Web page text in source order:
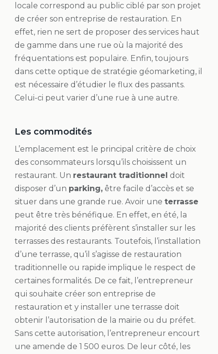
locale correspond au public ciblé par son projet
de créer son entreprise de restauration. En
effet, rien ne sert de proposer des services haut
de gamme dans une rue où la majorité des
fréquentations est populaire. Enfin, toujours
dans cette optique de stratégie géomarketing, il
est nécessaire d’étudier le flux des passants.
Celui-ci peut varier d’une rue à une autre.
Les commodités
L’emplacement est le principal critère de choix
des consommateurs lorsqu’ils choisissent un
restaurant. Un restaurant traditionnel doit
disposer d’un parking, être facile d’accès et se
situer dans une grande rue. Avoir une terrasse
peut être très bénéfique. En effet, en été, la
majorité des clients préfèrent s’installer sur les
terrasses des restaurants. Toutefois, l’installation
d’une terrasse, qu’il s’agisse de restauration
traditionnelle ou rapide implique le respect de
certaines formalités. De ce fait, l’entrepreneur
qui souhaite créer son entreprise de
restauration et y installer une terrasse doit
obtenir l’autorisation de la mairie ou du préfet.
Sans cette autorisation, l’entrepreneur encourt
une amende de 1 500 euros. De leur côté, les